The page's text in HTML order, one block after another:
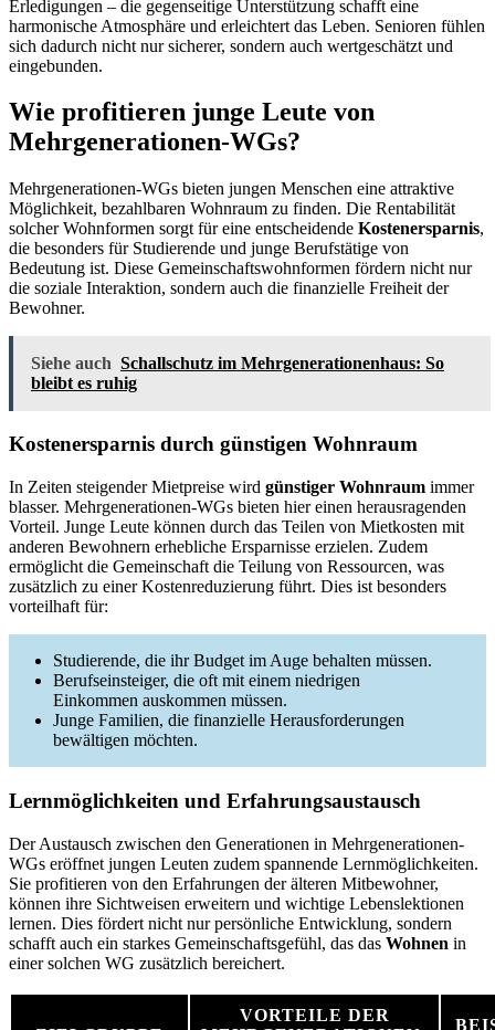
Erledigungen – die gegenseitige Unterstützung schafft eine
harmonische Atmosphäre und erleichtert das Leben. Senioren fühlen
sich dadurch nicht nur sicherer, sondern auch wertgeschätzt und
eingebunden.
Wie profitieren junge Leute von
Mehrgenerationen-WGs?
Mehrgenerationen-WGs bieten jungen Menschen eine attraktive
Möglichkeit, bezahlbaren Wohnraum zu finden. Die Rentabilität
solcher Wohnformen sorgt für eine entscheidende Kostenersparnis,
die besonders für Studierende und junge Berufstätige von
Bedeutung ist. Diese Gemeinschaftswohnformen fördern nicht nur
die soziale Interaktion, sondern auch die finanzielle Freiheit der
Bewohner.
Siehe auch Schallschutz im Mehrgenerationenhaus: So
bleibt es ruhig
Kostenersparnis durch günstigen Wohnraum
In Zeiten steigender Mietpreise wird günstiger Wohnraum immer
blasser. Mehrgenerationen-WGs bieten hier einen herausragenden
Vorteil. Junge Leute können durch das Teilen von Mietkosten mit
anderen Bewohnern erhebliche Ersparnisse erzielen. Zudem
ermöglicht die Gemeinschaft die Teilung von Ressourcen, was
zusätzlich zu einer Kostenreduzierung führt. Dies ist besonders
vorteilhaft für:
Studierende, die ihr Budget im Auge behalten müssen.
Berufseinsteiger, die oft mit einem niedrigen
Einkommen auskommen müssen.
Junge Familien, die finanzielle Herausforderungen
bewältigen möchten.
Lernmöglichkeiten und Erfahrungsaustausch
Der Austausch zwischen den Generationen in Mehrgenerationen-
WGs eröffnet jungen Leuten zudem spannende Lernmöglichkeiten.
Sie profitieren von den Erfahrungen der älteren Mitbewohner,
können ihre Sichtweisen erweitern und wichtige Lebenslektionen
lernen. Dies fördert nicht nur persönliche Entwicklung, sondern
schafft auch ein starkes Gemeinschaftsgefühl, das das Wohnen in
einer solchen WG zusätzlich bereichert.
VORTEILE DER